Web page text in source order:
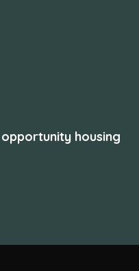
housing